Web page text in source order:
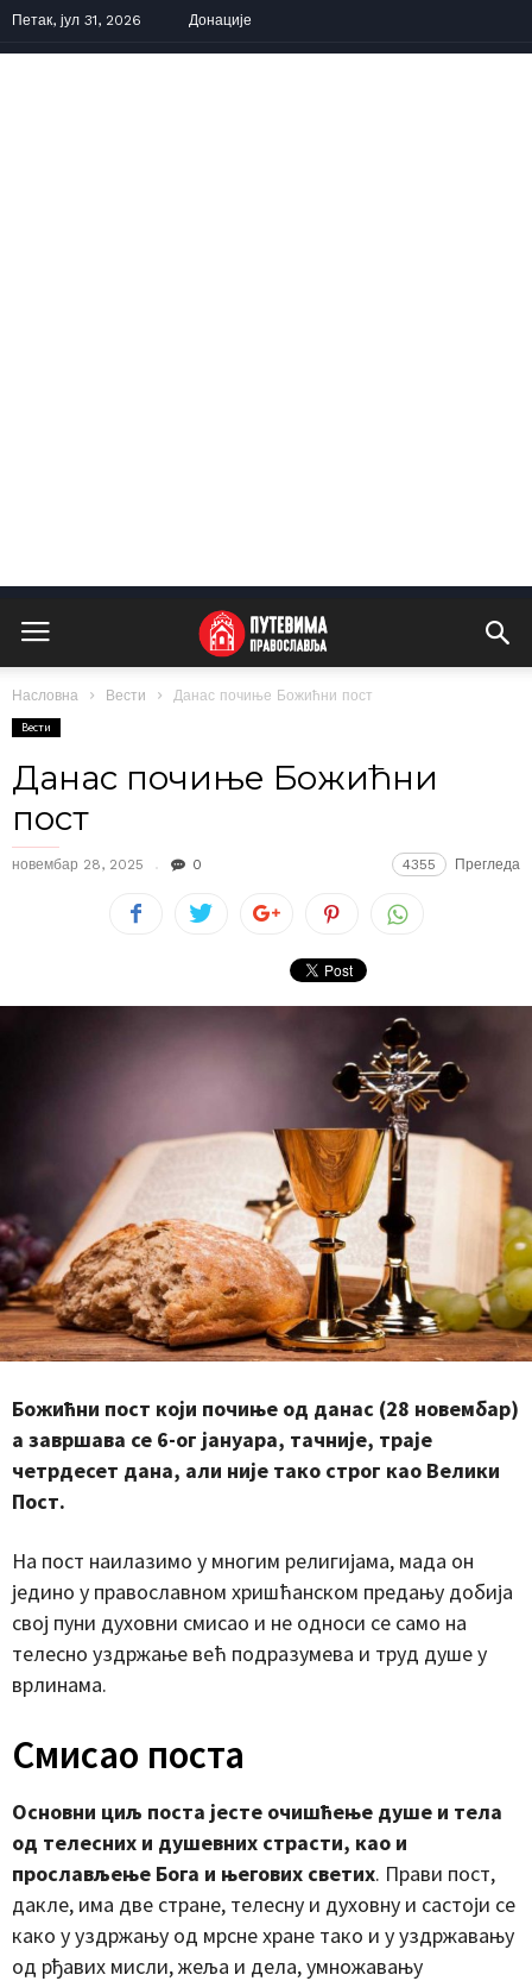
Петак, јул 31, 2026 Донације
Насловна Вести Данас почиње Божићни пост
Вести
Данас почиње Божићни
пост
новембар 28, 2025 0 4355 Прегледа
Божићни пост који почиње од данас (28 новембар)
а завршава се 6-ог јануара, тачније, траје
четрдесет дана, али није тако строг као Велики
Пост.
На пост наилазимо у многим религијама, мада он
једино у православном хришћанском предању добија
свој пуни духовни смисао и не односи се само на
телесно уздржање већ подразумева и труд душе у
врлинама.
Смисао поста
Основни циљ поста јесте очишћење душе и тела
од телесних и душевних страсти, као и
прослављење Бога и његових светих. Прави пост,
дакле, има две стране, телесну и духовну и састоји се
како у уздржању од мрсне хране тако и у уздржавању
од рђавих мисли, жеља и дела, умножавању